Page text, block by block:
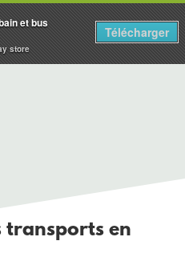
transports en
et bus
store
Télécharger